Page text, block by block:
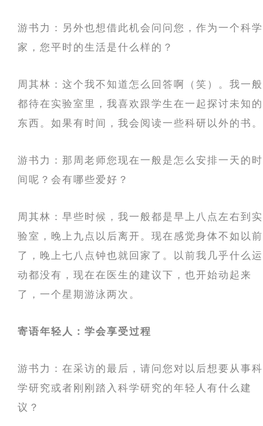
游书力：另外也想借此机会问问您，作为一个科学
家，您平时的生活是什么样的？
周其林：这个我不知道怎么回答啊（笑）。我一般
都待在实验室里，我喜欢跟学生在一起探讨未知的
东西。如果有时间，我会阅读一些科研以外的书。
游书力：那周老师您现在一般是怎么安排一天的时
间呢？会有哪些爱好？
周其林：早些时候，我一般都是早上八点左右到实
验室，晚上九点以后离开。现在感觉身体不如以前
了，晚上七八点钟也就回家了。以前我几乎什么运
动都没有，现在在医生的建议下，也开始动起来
了，一个星期游泳两次。
寄语年轻人：学会享受过程
游书力：在采访的最后，请问您对以后想要从事科
学研究或者刚刚踏入科学研究的年轻人有什么建
议？